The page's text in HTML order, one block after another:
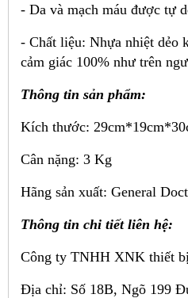
- Da và mạch máu được tự
- Chất liệu: Nhựa nhiệt dẻo
cảm giác 100% như trên
Thông tin sản phẩm:
Kích thước:
Cân nặng: 3 Kg
Hãng sản xuất: General
Thông tin chi tiết liên hệ:
Công ty TNHH XNK thiết
Địa chỉ: Số 18B, Ngõ 199